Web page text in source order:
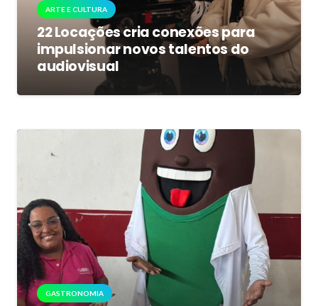
ARTE E CULTURA
22 Locações cria conexões para
impulsionar novos talentos do
audiovisual
GASTRONOMIA